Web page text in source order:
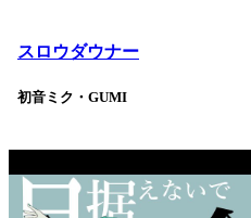
スロウダウナー
初音ミク・GUMI